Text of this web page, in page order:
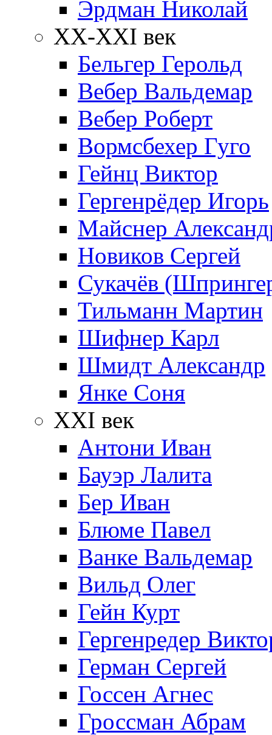
Эрдман Николай
ХХ-XXI век
Бельгер Герольд
Вебер Вальдемар
Вебер Роберт
Вормсбехер Гуго
Гейнц Виктор
Гергенрёдер Игорь
Майснер
Новиков Сергей
Сукачёв
Тильманн Мартин
Шифнер Карл
Шмидт Александр
Янке Соня
XXI век
Антони Иван
Бауэр Лалита
Бер Иван
Блюме Павел
Ванке Вальдемар
Вильд Олег
Гейн Курт
Гергенредер
Герман Сергей
Госсен Агнес
Гроссман Абрам